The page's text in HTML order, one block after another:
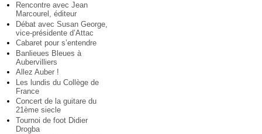
Rencontre avec Jean
Marcourel, éditeur
Débat avec Susan George,
vice-présidente d’Attac
Cabaret pour s’entendre
Banlieues Bleues à
Aubervilliers
Allez Auber !
Les lundis du Collège de
France
Concert de la guitare du
21ème siecle
Tournoi de foot Didier
Drogba